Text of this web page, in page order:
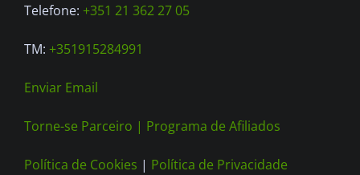
Telefone: +351 21 362 27 05
TM: +351915284991
Enviar Email
Torne-se Parceiro | Programa de Afiliados
Política de Cookies | Política de Privacidade